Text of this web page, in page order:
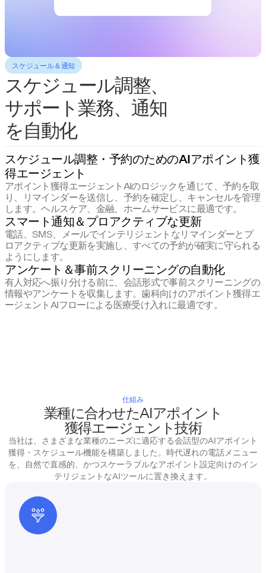
スケジュール＆通知
スケジュール調整、
サポート業務、通知
を自動化
スケジュール調整・予約のためのAIアポイント獲
得エージェント
アポイント獲得エージェントAIのロジックを通じて、予約を取
り、リマインダーを送信し、予約を確定し、キャンセルを管理
します。ヘルスケア、金融、ホームサービスに最適です。
スマート通知＆プロアクティブな更新
電話、SMS、メールでインテリジェントなリマインダーとプ
ロアクティブな更新を実施し、すべての予約が確実に守られる
ようにします。
アンケート＆事前スクリーニングの自動化
有人対応へ振り分ける前に、会話形式で事前スクリーニングの
情報やアンケートを収集します。歯科向けのアポイント獲得エ
ージェントAIフローによる医療受け入れに最適です。
仕組み
業種に合わせたAIアポイント
獲得エージェント技術
当社は、さまざまな業種のニーズに適応する会話型のAIアポイント
獲得・スケジュール機能を構築しました。時代遅れの電話メニュー
を、自然で直感的、かつスケーラブルなアポイント設定向けのイン
テリジェントなAIツールに置き換えます。